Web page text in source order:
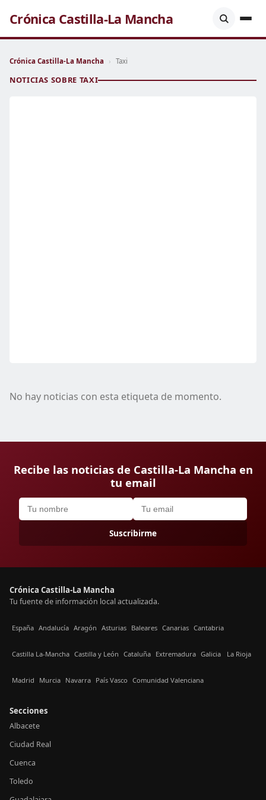
Crónica Castilla-La Mancha
Crónica Castilla-La Mancha › Taxi
NOTICIAS SOBRE TAXI
No hay noticias con esta etiqueta de momento.
Recibe las noticias de Castilla-La Mancha en
tu email
Suscribirme
Crónica Castilla-La Mancha
Tu fuente de información local actualizada.
España Andalucía Aragón Asturias Baleares Canarias Cantabria
Castilla La-Mancha Castilla y León Cataluña Extremadura Galicia La Rioja
Madrid Murcia Navarra País Vasco Comunidad Valenciana
Secciones
Albacete
Ciudad Real
Cuenca
Toledo